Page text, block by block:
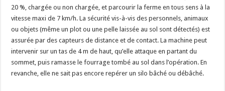
20 %, chargée ou non chargée, et parcourir la ferme en tous sens à la
vitesse maxi de 7 km/h. La sécurité vis-à-vis des personnels, animaux
ou objets (même un plot ou une pelle laissée au sol sont détectés) est
assurée par des capteurs de distance et de contact. La machine peut
intervenir sur un tas de 4 m de haut, qu’elle attaque en partant du
sommet, puis ramasse le fourrage tombé au sol dans l’opération. En
revanche, elle ne sait pas encore repérer un silo bâché ou débâché.